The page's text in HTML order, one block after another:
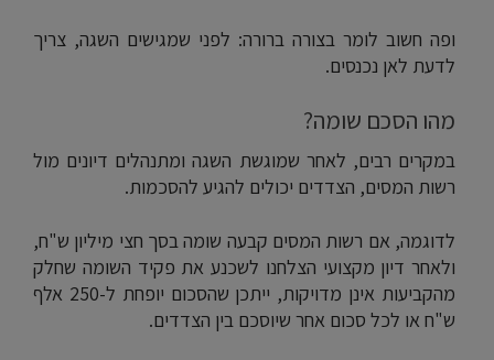
ופה חשוב לומר בצורה ברורה: לפני שמגישים השגה, צריך
לדעת לאן נכנסים.
מהו הסכם שומה?
במקרים רבים, לאחר שמוגשת השגה ומתנהלים דיונים מול
רשות המסים, הצדדים יכולים להגיע להסכמות.
לדוגמה, אם רשות המסים קבעה שומה בסך חצי מיליון ש"ח,
ולאחר דיון מקצועי הצלחנו לשכנע את פקיד השומה שחלק
מהקביעות אינן מדויקות, ייתכן שהסכום יופחת ל-250 אלף
ש"ח או לכל סכום אחר שיוסכם בין הצדדים.